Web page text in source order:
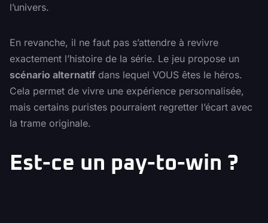
l’univers.
En revanche, il ne faut pas s’attendre à revivre
exactement l’histoire de la série. Le jeu propose un
scénario alternatif dans lequel VOUS êtes le héros.
Cela permet de vivre une expérience personnalisée,
mais certains puristes pourraient regretter l’écart avec
la trame originale.
Est-ce un pay-to-win ?